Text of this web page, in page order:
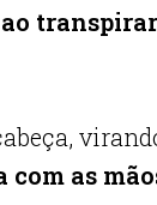
com as